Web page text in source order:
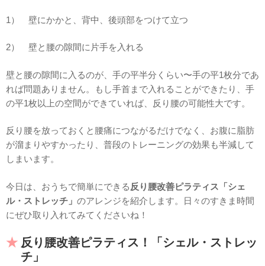
1） 壁にかかと、背中、後頭部をつけて立つ
2） 壁と腰の隙間に片手を入れる
壁と腰の隙間に入るのが、手の平半分くらい〜手の平1枚分であ
れば問題ありません。もし手首まで入れることができたり、手
の平1枚以上の空間ができていれば、反り腰の可能性大です。
反り腰を放っておくと腰痛につながるだけでなく、お腹に脂肪
が溜まりやすかったり、普段のトレーニングの効果も半減して
しまいます。
今日は、おうちで簡単にできる 反り腰改善ピラティス「シェ
ル・ストレッチ」 のアレンジを紹介します。日々のすきま時間
にぜひ取り入れてみてくださいね！
反り腰改善ピラティス！「シェル・ストレッ
チ」